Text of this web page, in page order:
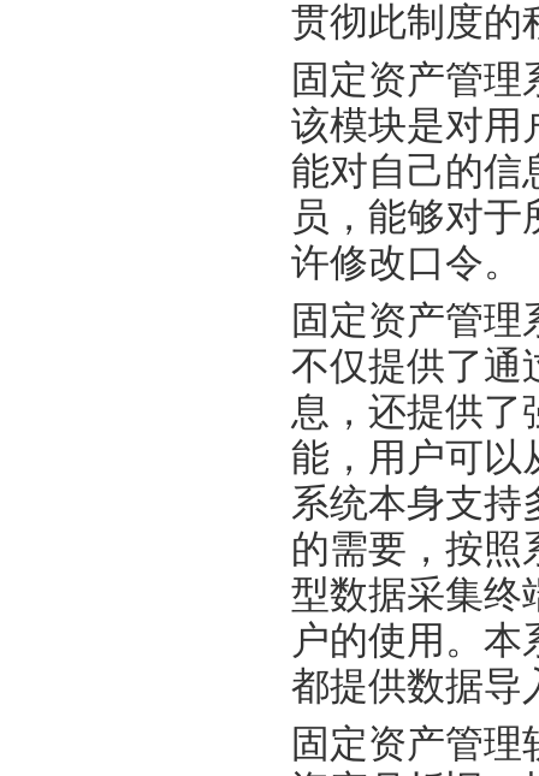
贯彻此制度的
固定资产管
该模块是对用
能对自己的信
员，能够对
许修改口令。
固定资产管
不仅提供了通
息，还提供了
能，用户可以
系统本身支持
的需要，按照
型数据采集终
户的使用。
都提供数据导
固定资产管